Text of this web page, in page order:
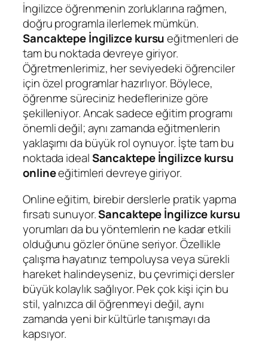
İngilizce öğrenmenin zorluklarına rağmen,
doğru programla ilerlemek mümkün.
Sancaktepe İngilizce kursueğitmenleri de
tam bu noktada devreye giriyor.
Öğretmenlerimiz, her seviyedeki öğrenciler
için özel programlar hazırlıyor. Böylece,
öğrenme süreciniz hedeflerinize göre
şekilleniyor. Ancak sadece eğitim programı
önemli değil; aynı zamanda eğitmenlerin
yaklaşımı da büyük rol oynuyor. İşte tam bu
noktada idealSancaktepe İngilizce kursu
onlineeğitimleri devreye giriyor.
Online eğitim, birebir derslerle pratik yapma
fırsatı sunuyor.Sancaktepe İngilizce kursu
yorumları da bu yöntemlerin ne kadar etkili
olduğunu gözler önüne seriyor. Özellikle
çalışma hayatınız tempoluysa veya sürekli
hareket halindeyseniz, bu çevrimiçi dersler
büyük kolaylık sağlıyor. Pek çok kişi için bu
stil, yalnızca dil öğrenmeyi değil, aynı
zamanda yeni bir kültürle tanışmayı da
kapsıyor.